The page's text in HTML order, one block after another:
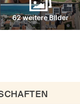
62 weitere Bilder